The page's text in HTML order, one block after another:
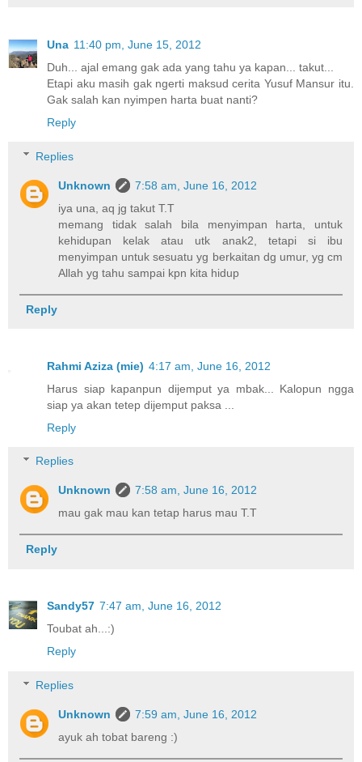
Una 11:40 pm, June 15, 2012
Duh... ajal emang gak ada yang tahu ya kapan... takut...
Etapi aku masih gak ngerti maksud cerita Yusuf Mansur itu.
Gak salah kan nyimpen harta buat nanti?
Reply
Replies
Unknown
7:58 am, June 16, 2012
iya una, aq jg takut T.T
memang tidak salah bila menyimpan harta, untuk
kehidupan kelak atau utk anak2, tetapi si ibu
menyimpan untuk sesuatu yg berkaitan dg umur, yg cm
Allah yg tahu sampai kpn kita hidup
Reply
Rahmi Aziza (mie) 4:17 am, June 16, 2012
Harus siap kapanpun dijemput ya mbak... Kalopun ngga
siap ya akan tetep dijemput paksa ...
Reply
Replies
Unknown
7:58 am, June 16, 2012
mau gak mau kan tetap harus mau T.T
Reply
Sandy57 7:47 am, June 16, 2012
Toubat ah...:)
Reply
Replies
Unknown
7:59 am, June 16, 2012
ayuk ah tobat bareng :)